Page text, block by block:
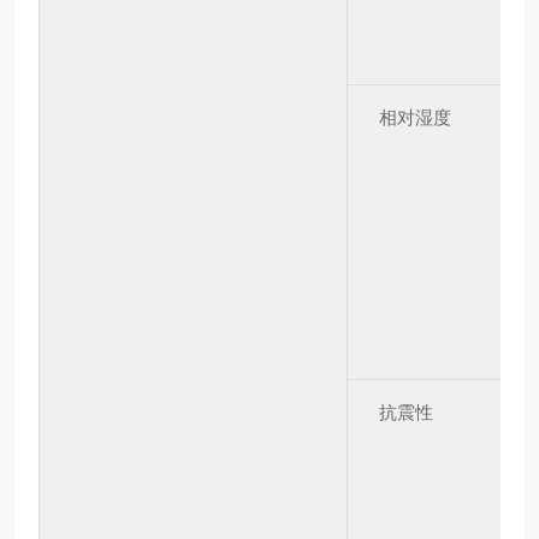
相对湿度
抗震性